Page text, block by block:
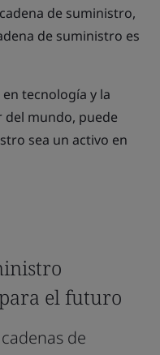
de suministro,
de suministro es
tecnología y la
mundo, puede
sea un activo en
el futuro
de